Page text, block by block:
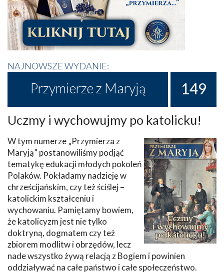
NAJNOWSZE WYDANIE:
Przymierze z Maryją 149
Uczmy i wychowujmy po katolicku!
W tym numerze „Przymierza z
Maryją” postanowiliśmy podjąć
tematykę edukacji młodych pokoleń
Polaków. Pokładamy nadzieję w
chrześcijańskim, czy też ściślej –
katolickim kształceniu i
wychowaniu. Pamiętamy bowiem,
że katolicyzm jest nie tylko
doktryną, dogmatem czy też
zbiorem modlitw i obrzędów, lecz
nade wszystko żywą relacją z Bogiem i powinien
oddziaływać na całe państwo i całe społeczeństwo.